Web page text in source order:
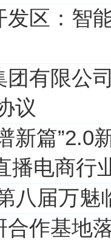
区：智
团有限公
议
新篇”2.0
播电商行
八届万魅
合作基地